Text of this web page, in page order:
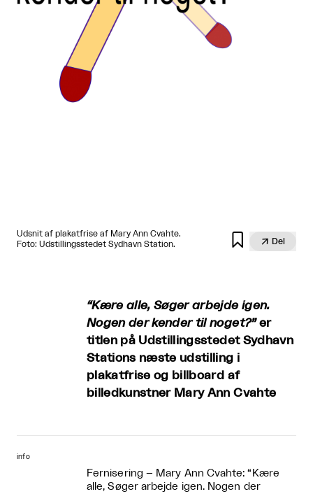
Udsnit af plakatfrise af Mary Ann Cvahte.
Foto: Udstillingsstedet Sydhavn Station.
  Del
“Kære alle, Søger arbejde igen.
Nogen der kender til noget?”er
titlen på Udstillingsstedet Sydhavn
Stations næste udstilling i
plakatfrise og billboard af
billedkunstner Mary Ann Cvahte
info
Fernisering – Mary Ann Cvahte: “Kære
alle, Søger arbejde igen. Nogen der